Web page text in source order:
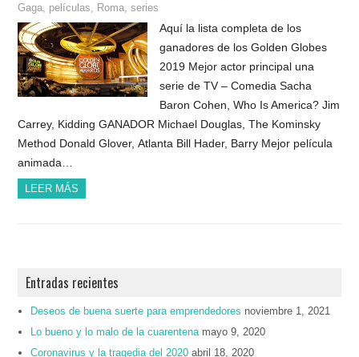
Gaga películas Roma ,series
Aquí la lista completa de los
ganadores de los Golden Globes
2019 Mejor actor principal una
serie de TV – Comedia Sacha
Baron Cohen, Who Is America? Jim
Carrey, Kidding GANADOR Michael Douglas, The Kominsky
Method Donald Glover, Atlanta Bill Hader, Barry Mejor película
animada…
LEER MÁS
Entradas recientes
Deseos de buena suerte para emprendedores noviembre 1, 2021
Lo bueno y lo malo de la cuarentena mayo 9, 2020
Coronavirus y la tragedia del 2020 abril 18, 2020